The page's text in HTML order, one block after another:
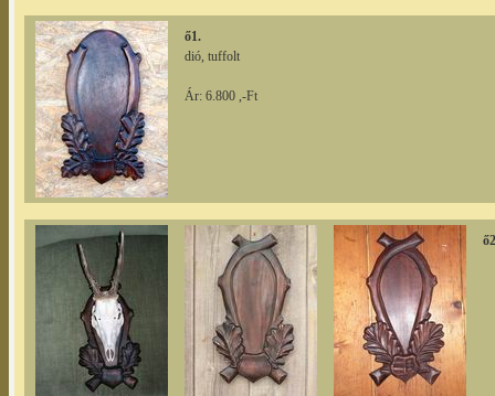
ő1.
dió, tuffolt
Ár: 6.800 ,-Ft